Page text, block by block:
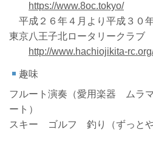
https://www.8oc.tokyo/
平成２６年４月より平成３０
東京八王子北ロータリークラブ
http://www.hachiojikita-
趣味
フルート演奏（愛用楽器 ムラ
ート）
スキー ゴルフ 釣り（ずっとや